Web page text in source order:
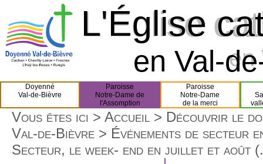
L'Église
L'Église
en
en Val-
Doyenné
Val-de-Bièvre
Paroisse
Notre-Dame de
l'Assomption
Paroisse
Notre-Dame
de la merci
Vous êtes ici > Accueil > Découvrir le
Val-de-Bièvre > Événements de secteur
Secteur, le week- end en juillet et août